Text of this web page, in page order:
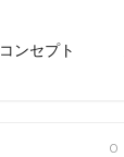
コンセプト
0